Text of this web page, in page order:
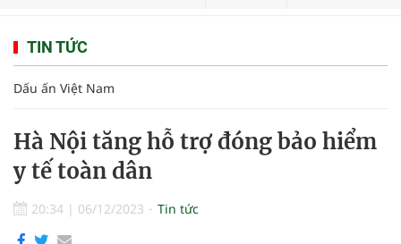
TIN TỨC
Dấu ấn Việt Nam
Hà Nội tăng hỗ trợ đóng bảo hiểm
y tế toàn dân
20:34 | 06/12/2023 Tin tức